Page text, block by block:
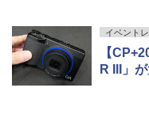
イベント
【
R III」